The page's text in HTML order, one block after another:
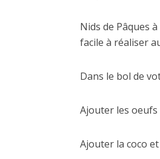
Nids de Pâques
facile à réaliser
Dans le bol de
Ajouter les oeufs
Ajouter la coco